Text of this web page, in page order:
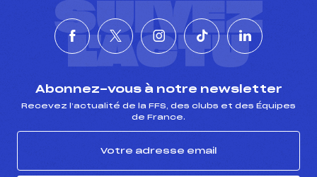
SUIVEZ
L'ACTU
Abonnez-vous à notre newsletter
Recevez l’actualité de la FFS, des clubs et des Équipes
de France.